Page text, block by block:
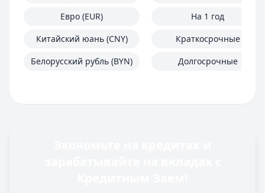
Евро (EUR)
Китайский юань (CNY)
Белорусский рубль (BYN)
На 1 год
Краткосрочные
Долгосрочные